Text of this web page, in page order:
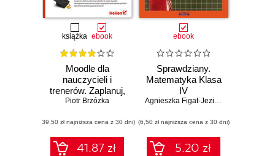
książka ebook
Moodle dla
nauczycieli i
trenerów. Zaplanuj,
stwórz i rozwijaj
learningową.
Wydanie II
rozszerzone
Piotr Brzózka
(39,50 zł najniższa cena z 30 dni)
41.87 zł
ebook
Sprawdziany.
Matematyka Klasa
IV
Agnieszka Figat-Jeziorska
(6,50 zł najniższa cena z 30 dni)
5.20 zł